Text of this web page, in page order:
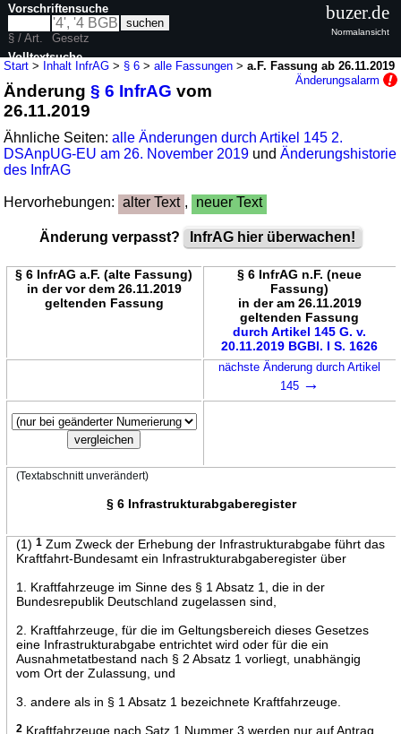
Start > Inhalt InfrAG > § 6 >alle Fassungen >a.F. Fassung ab 26.11.2019
Änderungsalarm
Änderung§ 6 InfrAG vom
26.11.2019
Ähnliche Seiten:alle Änderungen durch Artikel 145 2.
DSAnpUG-EU am 26. November 2019 undÄnderungshistorie
des InfrAG
Hervorhebungen: alter Text , neuer Text
Änderung verpasst? InfrAG hier überwachen!
§ 6 InfrAG a.F. (alte Fassung)
in der vor dem 26.11.2019
geltenden Fassung
§ 6 InfrAG n.F. (neue
Fassung)
in der am 26.11.2019
geltenden Fassung
durch Artikel 145 G. v.
20.11.2019 BGBl. I S. 1626
nächste Änderung durch Artikel
145 →
(Textabschnitt unverändert)
§ 6 Infrastrukturabgaberegister
(1) 1Zum Zweck der Erhebung der Infrastrukturabgabe führt das
Kraftfahrt-Bundesamt ein Infrastrukturabgaberegister über
1. Kraftfahrzeuge im Sinne des § 1 Absatz 1, die in der
Bundesrepublik Deutschland zugelassen sind,
2. Kraftfahrzeuge, für die im Geltungsbereich dieses Gesetzes
eine Infrastrukturabgabe entrichtet wird oder für die ein
Ausnahmetatbestand nach § 2 Absatz 1 vorliegt, unabhängig
vom Ort der Zulassung, und
3. andere als in § 1 Absatz 1 bezeichnete Kraftfahrzeuge.
2Kraftfahrzeuge nach Satz 1 Nummer 3 werden nur auf Antrag
Vorschriftensuche
§ / Art.
Gesetz
Volltextsuche
nur in InfrAG
buzer.de
Normalansicht